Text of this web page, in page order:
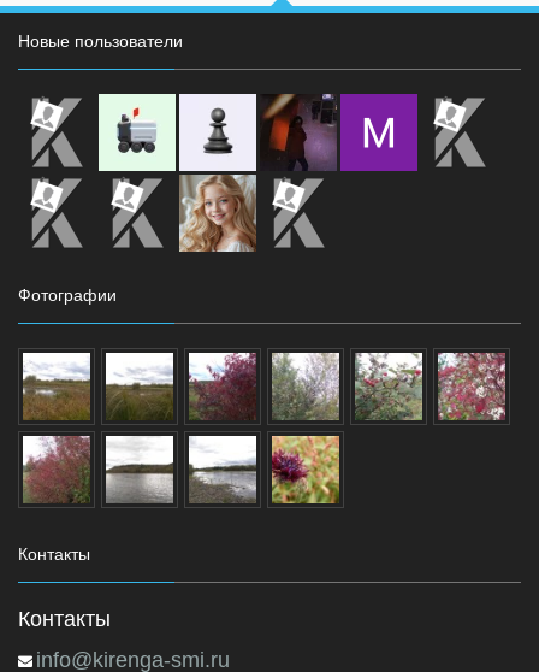
Новые пользователи
Фотографии
Контакты
Контакты
info@kirenga-smi.ru